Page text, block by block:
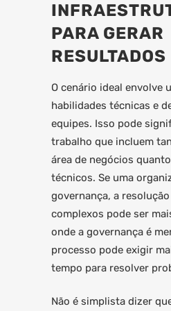
PARA GERAR
RESULTADOS
O cenário ideal envolve
habilidades técnicas e
equipes. Isso pode
trabalho que incluem
área de negócios
técnicos. Se uma
governança, a
complexos pode ser
onde a governança é
processo pode exigir
tempo para resolver
Não é simplista dizer